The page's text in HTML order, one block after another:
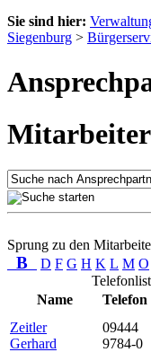
Sie sind hier:
Siegenburg >
Sprung zu den
B D F G H K L M O
Name
Telefon
Zeitler
Gerhard
09444
9784-0